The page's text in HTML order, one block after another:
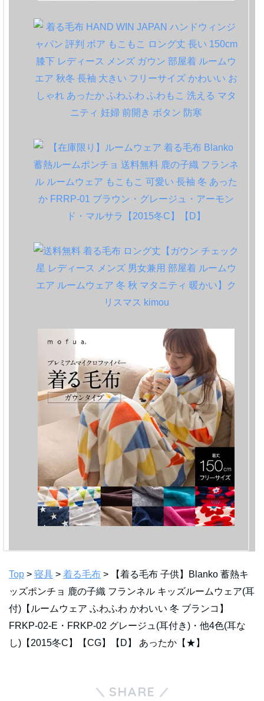
Top > 寝具 > 着る毛布 > 【着る毛布 子供】Blanko 蓄熱キ
ッズポンチョ 鹿の子織 フランネル キッズルームウェア(耳
付)【ルームウェア ふわふわ かわいい 冬 ブランコ】
FRKP-02-E・FRKP-02 グレージュ(耳付き)・他4色(耳な
し)【2015冬C】【CG】【D】 あったか【★】
SHARE